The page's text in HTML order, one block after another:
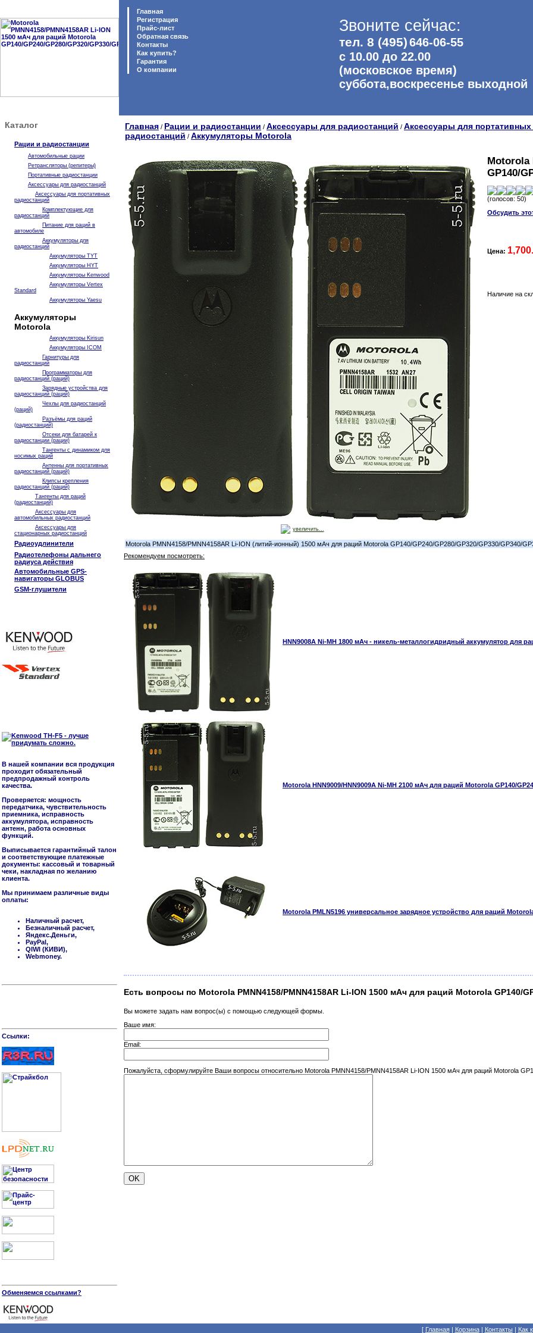
Главная
Регистрация
Прайс-лист
Обратная связь
Контакты
Как купить?
Гарантия
O компании
Звоните сейчас:
тел. 8 (495)646-06-55
с 10.00 до 22.00
(московское время)
суббота,воскресенье выходной
Каталог
Рации и радиостанции
Автомобильные рации
Ретрансляторы (репитеры)
Портативные радиостанции
Аксессуары для радиостанций
Аксессуары для портативных
радиостанций
Комплектующие для
радиостанций
Питание для раций в
автомобиле
Аккумуляторы для
радиостанций
Аккумуляторы TYT
Аккумуляторы HYT
Аккумуляторы Kenwood
Аккумуляторы Vertex
Standard
Аккумуляторы Yaesu
Аккумуляторы
Motorola
Аккумуляторы Kirisun
Аккумуляторы ICOM
Гарнитуры для
радиостанций
Программаторы для
радиостанций (раций)
Зарядные устройства для
радиостанций (раций)
Чехлы для радиостанций
(раций)
Разъёмы для раций
(радиостанций)
Отсеки для батарей к
радиостанции (рации)
Тангенты с динамиком для
носимых раций
Антенны для портативных
радиостанций (раций)
Клипсы крепления
радиостанций (раций)
Тангенты для раций
(радиостанций)
Аксессуары для
автомобильных радиостанций
Аксессуары для
стационарных радиостанций
Радиоудлинители
Радиотелефоны дальнего
радиуса действия
Автомобильные GPS-
навигаторы GLOBUS
GSM-глушители
В нашей компании вся продукция
проходит обязательный
предпродажный контроль
качества.
Проверяется: мощность
передатчика, чувствительность
приемника, исправность
аккумулятора, исправность
антенн, работа основных
функций.
Выписывается гарантийный талон
и соответствующие платежные
документы: кассовый и товарный
чеки, накладная по желанию
клиента.
Мы принимаем различные виды
оплаты:
Наличный расчет,
Безналичный расчет,
Яндекс.Деньги,
PayPal,
QIWI (КИВИ),
Webmoney.
Cсылки:
Обменяемся ссылками?
Главная / Рации и радиостанции / Аксессуары для радиостанций / Аксессуары для
радиостанций / Аккумуляторы Motorola
увеличить...
Motorola
GP140/
(голосов: 50)
Обсудить
Цена:
Наличие на
Motorola PMNN4158/PMNN4158AR Li-ION (литий-ионный) 1500 мАч для раций Motorola GP140/GP240/GP280/GP320/GP330/GP340/
Рекомендуем посмотреть:
HNN9008A Ni-MH 1800 мАч - никель-металлогидридный аккумулятор для
Motorola HNN9009/HNN9009A Ni-MH 2100 мАч для раций Motorola GP140/
Motorola PMLN5196 универсальное зарядное устройство для раций
Есть вопросы по Motorola PMNN4158/PMNN4158AR Li-ION 1500 мАч для раций Motorola GP140/
Вы можете задать нам вопрос(ы) с помощью следующей формы.
Ваше имя:
Email:
Пожалуйста, сформулируйте Ваши вопросы относительно Motorola PMNN4158/PMNN4158AR Li-ION 1500 мАч для раций Motorola
[ Главная| Корзина| Контакты| Как